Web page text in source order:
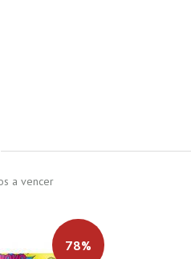
a vencer
78%